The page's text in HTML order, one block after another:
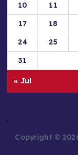
10
11
17
18
24
25
31
« Jul
Copyright ©